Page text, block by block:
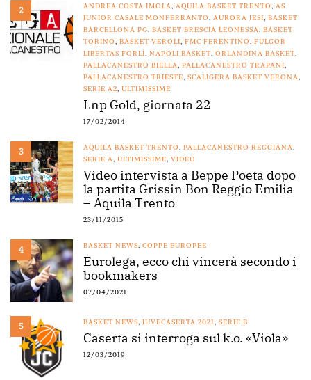
2 ANDREA COSTA IMOLA, AQUILA BASKET TRENTO, AS
JUNIOR CASALE MONFERRANTO, AURORA JESI, BASKET
BARCELLONA PG, BASKET BRESCIA LEONESSA, BASKET
TORINO, BASKET VEROLI, FMC FERENTINO, FULGOR
LIBERTAS FORLÌ, NAPOLI BASKET, ORLANDINA BASKET,
PALLACANESTRO BIELLA, PALLACANESTRO TRAPANI,
PALLACANESTRO TRIESTE, SCALIGERA BASKET VERONA,
SERIE A2, ULTIMISSIME
Lnp Gold, giornata 22
17/02/2014
3 AQUILA BASKET TRENTO, PALLACANESTRO REGGIANA,
SERIE A, ULTIMISSIME, VIDEO
Video intervista a Beppe Poeta dopo
la partita Grissin Bon Reggio Emilia
– Aquila Trento
23/11/2015
4 BASKET NEWS, COPPE EUROPEE
Eurolega, ecco chi vincerà secondo i
bookmakers
07/04/2021
5 BASKET NEWS, JUVECASERTA 2021, SERIE B
Caserta si interroga sul k.o. «Viola»
12/03/2019